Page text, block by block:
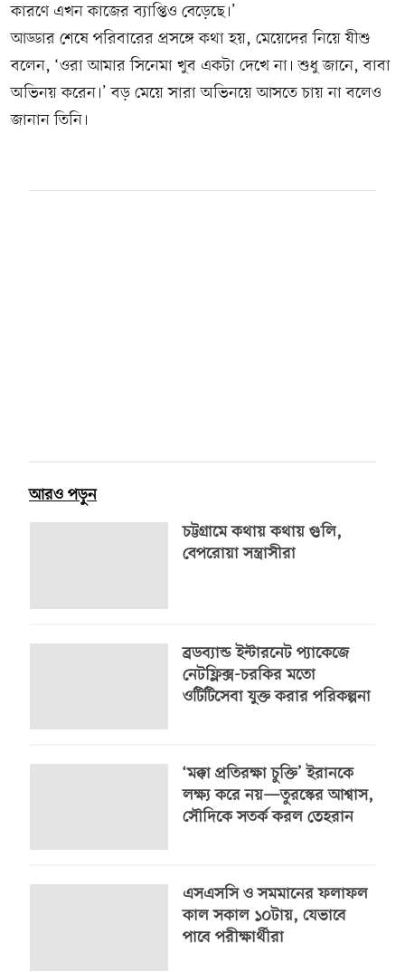
কারণে এখন কাজের ব্যাপ্তিও বেড়েছে।’
আড্ডার শেষে পরিবারের প্রসঙ্গে কথা হয়, মেয়েদের নিয়ে যীশু
বলেন, ‘ওরা আমার সিনেমা খুব একটা দেখে না। শুধু জানে, বাবা
অভিনয় করেন।’ বড় মেয়ে সারা অভিনয়ে আসতে চায় না বলেও
জানান তিনি।
আরও পড়ুন
চট্টগ্রামে কথায় কথায় গুলি,
বেপরোয়া সন্ত্রাসীরা
ব্রডব্যান্ড ইন্টারনেট প্যাকেজে
নেটফ্লিক্স-চরকির মতো
ওটিটিসেবা যুক্ত করার পরিকল্পনা
‘মক্কা প্রতিরক্ষা চুক্তি’ ইরানকে
লক্ষ্য করে নয়—তুরস্কের আশ্বাস,
সৌদিকে সতর্ক করল তেহরান
এসএসসি ও সমমানের ফলাফল
কাল সকাল ১০টায়, যেভাবে
পাবে পরীক্ষার্থীরা